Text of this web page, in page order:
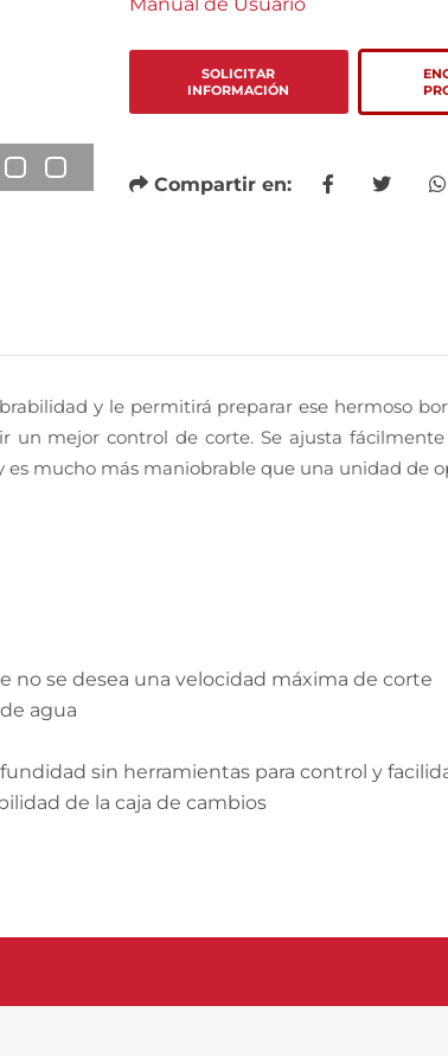
• •
SOLICITAR
INFORMACIÓN
Compartir en:
y le permitirá preparar ese hermoso
mejor control de corte. Se ajusta
es mucho más maniobrable que una unidad de
no se desea una velocidad máxima de corte
agua
sin herramientas para control y
de la caja de cambios